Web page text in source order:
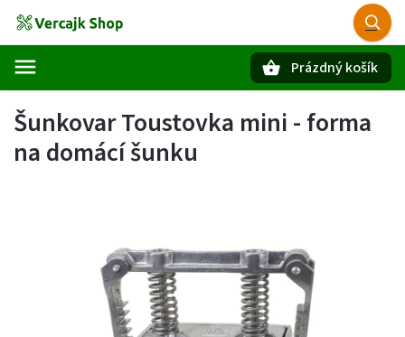
Prázdný košík
Šunkovar Toustovka mini - forma
na domácí šunku